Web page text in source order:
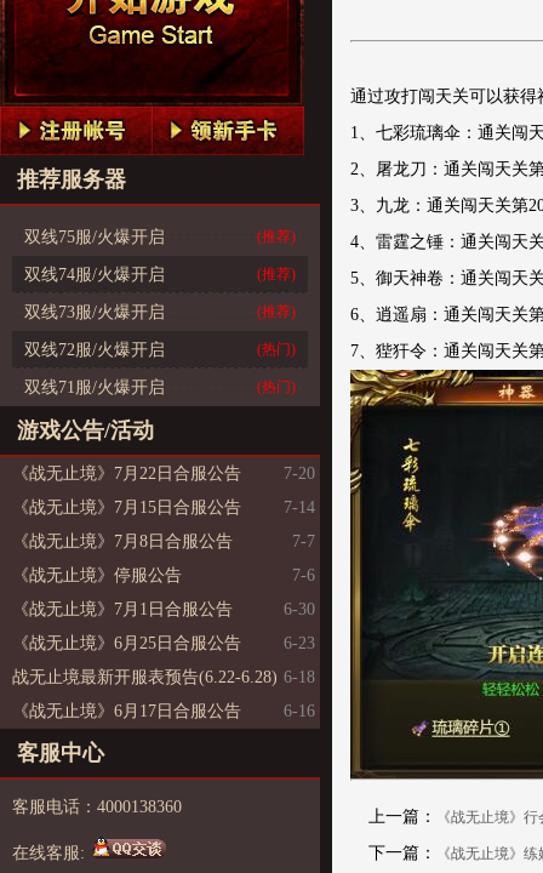
推荐服务器
双线75服/火爆开启 (推荐)
双线74服/火爆开启 (推荐)
双线73服/火爆开启 (推荐)
双线72服/火爆开启 (热门)
双线71服/火爆开启 (热门)
游戏公告/活动
《战无止境》7月22日合服公告
7-20
《战无止境》7月15日合服公告
7-14
《战无止境》7月8日合服公告
7-7
《战无止境》停服公告
7-6
《战无止境》7月1日合服公告
6-30
《战无止境》6月25日合服公告
6-23
战无止境最新开服表预告(6.22-6.28) 6-18
《战无止境》6月17日合服公告
6-16
客服中心
客服电话：4000138360
在线客服:
通过攻打闯天关可以获
1、七彩琉璃伞：通关闯
2、屠龙刀：通关闯天关
3、九龙：通关闯天关第
4、雷霆之锤：通关闯天
5、御天神卷：通关闯天
6、逍遥扇：通关闯天关
7、狴犴令：通关闯天关
上一篇： 《战无止境》
下一篇： 《战无止境》